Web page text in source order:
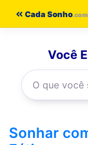
Cada Sonho
Você
Sonhar